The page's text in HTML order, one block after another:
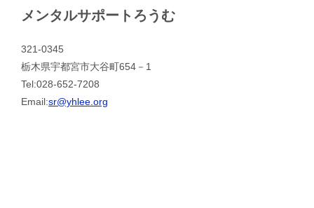
メンタルサポートろうむ
321-0345
栃木県宇都宮市大谷町654－1
Tel:028-652-7208
Email:sr@yhlee.org